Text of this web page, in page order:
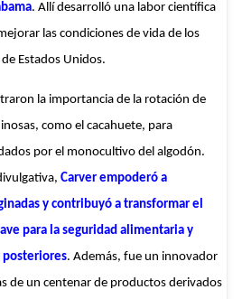
. Allí desarrolló una labor científica
las condiciones de vida de los
Estados Unidos.
la importancia de la rotación de
como el cacahuete, para
por el monocultivo del algodón.
Carver empoderó a
y contribuyó a transformar el
para la seguridad alimentaria y
posteriores. Además, fue un innovador
de un centenar de productos derivados